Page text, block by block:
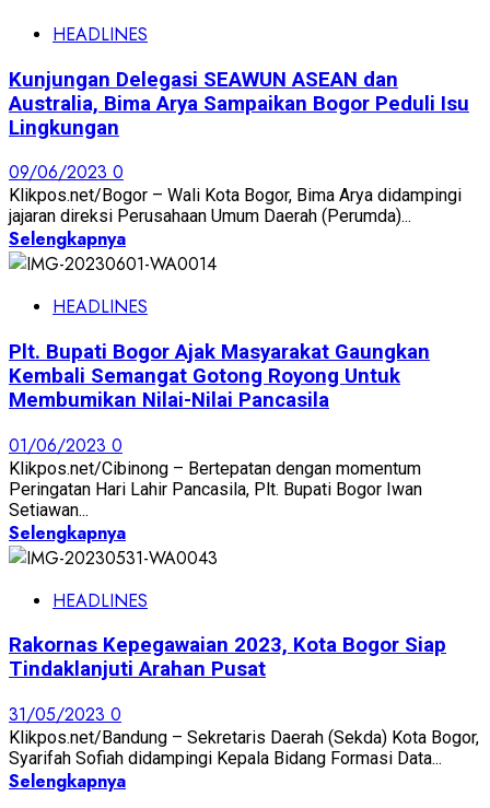
HEADLINES
Kunjungan Delegasi SEAWUN ASEAN dan
Australia, Bima Arya Sampaikan Bogor Peduli Isu
Lingkungan
09/06/2023 0
Klikpos.net/Bogor – Wali Kota Bogor, Bima Arya didampingi
jajaran direksi Perusahaan Umum Daerah (Perumda)...
Selengkapnya
HEADLINES
Plt. Bupati Bogor Ajak Masyarakat Gaungkan
Kembali Semangat Gotong Royong Untuk
Membumikan Nilai-Nilai Pancasila
01/06/2023 0
Klikpos.net/Cibinong – Bertepatan dengan momentum
Peringatan Hari Lahir Pancasila, Plt. Bupati Bogor Iwan
Setiawan...
Selengkapnya
HEADLINES
Rakornas Kepegawaian 2023, Kota Bogor Siap
Tindaklanjuti Arahan Pusat
31/05/2023 0
Klikpos.net/Bandung – Sekretaris Daerah (Sekda) Kota Bogor,
Syarifah Sofiah didampingi Kepala Bidang Formasi Data...
Selengkapnya